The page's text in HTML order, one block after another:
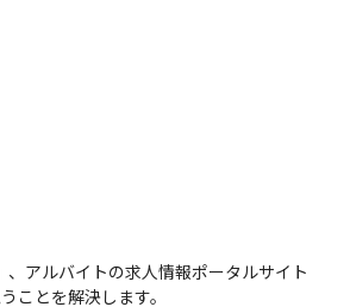
アルバイトの求人情報ポータルサイト
ことを解決します。